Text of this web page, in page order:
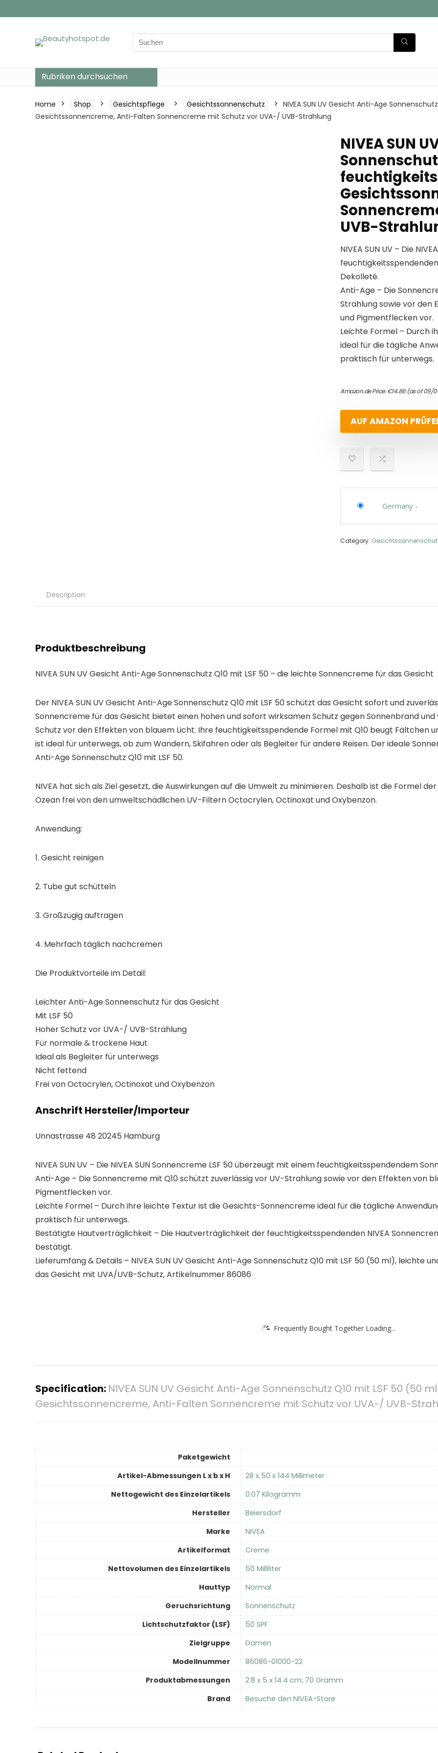
Search
for:
Rubriken durchsuchen
Home Shop Gesichtspflege Gesichtssonnenschutz
NIVEA SUN UV Gesicht Anti-Age
Gesichtssonnencreme, Anti-Falten Sonnencreme mit Schutz vor UVA-/ UVB-Strahlung
NIVEA SUN
UVB-
NIVEA SUN UV – Die
Dekolleté.
Anti-Age – Die
Strahlung sowie vor den
und Pigmentflecken vor.
Leichte Formel – Durch
ideal für die tägliche
praktisch für unterwegs.
Amazon.de Price:€14.86(as of 09/
AUF AMAZON
Germany -
Category:
Description
Produktbeschreibung
NIVEA SUN UV Gesicht Anti-Age Sonnenschutz Q10 mit LSF 50 – die leichte Sonnencreme für das Gesicht
Der NIVEA SUN UV Gesicht Anti-Age Sonnenschutz Q10 mit LSF 50 schützt das Gesicht sofort und
Sonnencreme für das Gesicht bietet einen hohen und sofort wirksamen Schutz gegen Sonnenbrand
Schutz vor den Effekten von blauem Licht. Ihre feuchtigkeitsspendende Formel mit Q10 beugt Fältchen
ist ideal für unterwegs, ob zum Wandern, Skifahren oder als Begleiter für andere Reisen. Der ideale
Anti-Age Sonnenschutz Q10 mit LSF 50.
NIVEA hat sich als Ziel gesetzt, die Auswirkungen auf die Umwelt zu minimieren. Deshalb ist die Formel
Ozean frei von den umweltschädlichen UV-Filtern Octocrylen, Octinoxat und Oxybenzon.
Anwendung:
1. Gesicht reinigen
2. Tube gut schütteln
3. Großzügig auftragen
4. Mehrfach täglich nachcremen
Die Produktvorteile im Detail:
Leichter Anti-Age Sonnenschutz für das Gesicht
Mit LSF 50
Hoher Schutz vor UVA-/ UVB-Strahlung
Für normale & trockene Haut
Ideal als Begleiter für unterwegs
Nicht fettend
Frei von Octocrylen, Octinoxat und Oxybenzon
Anschrift Hersteller/Importeur
Unnastrasse 48 20245 Hamburg
NIVEA SUN UV – Die NIVEA SUN Sonnencreme LSF 50 überzeugt mit einem feuchtigkeitsspendendem
Anti-Age – Die Sonnencreme mit Q10 schützt zuverlässig vor UV-Strahlung sowie vor den Effekten von
Pigmentflecken vor.
Leichte Formel – Durch ihre leichte Textur ist die Gesichts-Sonnencreme ideal für die tägliche
praktisch für unterwegs.
Bestätigte Hautverträglichkeit – Die Hautverträglichkeit der feuchtigkeitsspendenden NIVEA
bestätigt.
Lieferumfang & Details – NIVEA SUN UV Gesicht Anti-Age Sonnenschutz Q10 mit LSF 50 (50 ml),
das Gesicht mit UVA/UVB-Schutz, Artikelnummer 86086
Frequently Bought Together Loading...
Specification: NIVEA SUN UV Gesicht Anti-Age Sonnenschutz Q10 mit LSF 50 (50
Gesichtssonnencreme, Anti-Falten Sonnencreme mit Schutz vor UVA-/ UVB-
Paketgewicht
Artikel-Abmessungen L x b x H
‎28 x 50 x 144 Millimeter
Nettogewicht des Einzelartikels
‎0.07 Kilogramm
Hersteller
‎Beiersdorf
Marke
‎NIVEA
Artikelformat
‎Creme
Nettovolumen des Einzelartikels
‎50 Milliliter
Hauttyp
‎Normal
Geruchsrichtung
‎Sonnenschutz
Lichtschutzfaktor (LSF)
‎50 SPF
Zielgruppe
‎Damen
Modellnummer
‎86086-01000-22
Produktabmessungen
‎2.8 x 5 x 14.4 cm; 70 Gramm
Brand
Besuche den NIVEA-Store